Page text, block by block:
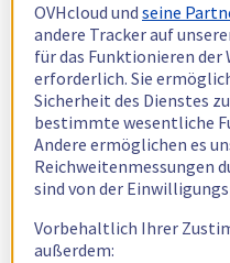
OVHcloud undseine
andere Tracker auf
für das Funktionieren der
erforderlich. Sie
Sicherheit des Dienstes
bestimmte wesentliche
Andere ermöglichen es
Reichweitenmessungen
sind von der
Vorbehaltlich Ihrer
außerdem: